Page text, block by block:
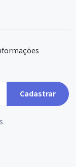
Cadastrar